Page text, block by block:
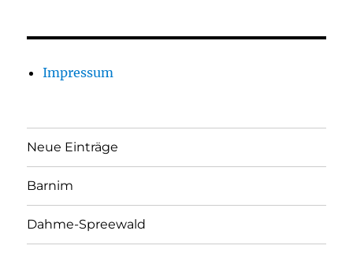
Impressum
Neue Einträge
Barnim
Dahme-Spreewald